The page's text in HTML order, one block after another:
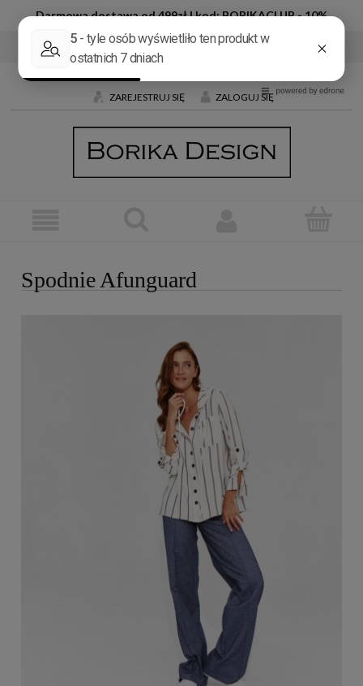
Darmowa dostawa od 499zł | kod: BORIKACLUB - 10%
Tel:+48 600 032 226 E-mail:butik@borika.pl
ZAREJESTRUJ SIĘ ZALOGUJ SIĘ
Spodnie Afunguard